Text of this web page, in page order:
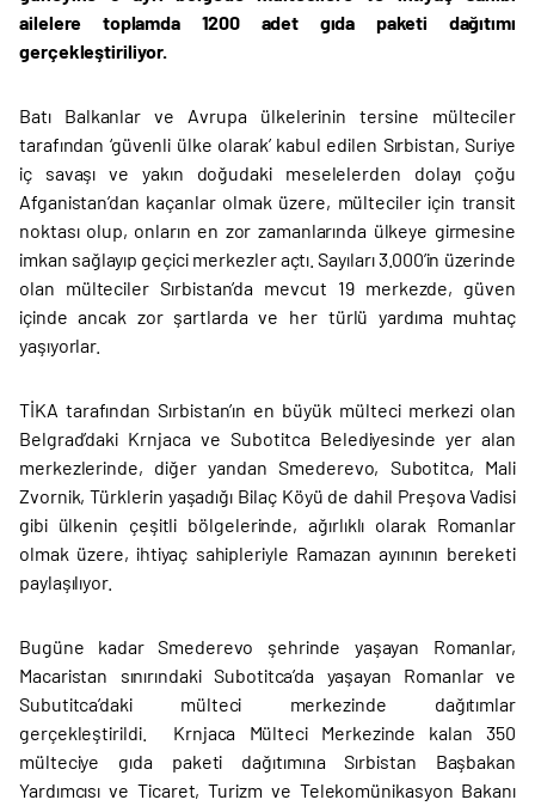
ailelere toplamda 1200 adet gıda paketi dağıtımı
gerçekleştiriliyor.
Batı Balkanlar ve Avrupa ülkelerinin tersine mülteciler
tarafından ‘güvenli ülke olarak’ kabul edilen Sırbistan, Suriye
iç savaşı ve yakın doğudaki meselelerden dolayı çoğu
Afganistan’dan kaçanlar olmak üzere, mülteciler için transit
noktası olup, onların en zor zamanlarında ülkeye girmesine
imkan sağlayıp geçici merkezler açtı. Sayıları 3.000’in üzerinde
olan mülteciler Sırbistan’da mevcut 19 merkezde, güven
içinde ancak zor şartlarda ve her türlü yardıma muhtaç
yaşıyorlar.
TİKA tarafından Sırbistan’ın en büyük mülteci merkezi olan
Belgrad’daki Krnjaca ve Subotitca Belediyesinde yer alan
merkezlerinde, diğer yandan Smederevo, Subotitca, Mali
Zvornik, Türklerin yaşadığı Bilaç Köyü de dahil Preşova Vadisi
gibi ülkenin çeşitli bölgelerinde, ağırlıklı olarak Romanlar
olmak üzere, ihtiyaç sahipleriyle Ramazan ayınının bereketi
paylaşılıyor.
Bugüne kadar Smederevo şehrinde yaşayan Romanlar,
Macaristan sınırındaki Subotitca’da yaşayan Romanlar ve
Subutitca’daki mülteci merkezinde dağıtımlar
gerçekleştirildi. Krnjaca Mülteci Merkezinde kalan 350
mülteciye gıda paketi dağıtımına Sırbistan Başbakan
Yardımcısı ve Ticaret, Turizm ve Telekomünikasyon Bakanı